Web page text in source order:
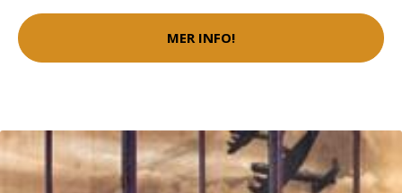
MER INFO!